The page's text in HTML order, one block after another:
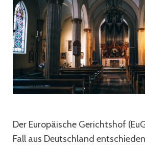
Der Europäische Gerichtshof
Fall aus Deutschland